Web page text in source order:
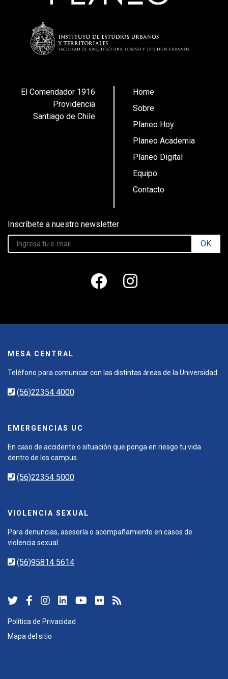
El Comendador 1916
Providencia
Santiago de Chile
Home
Sobre
Planeo Hoy
Planeo Academia
Planeo Digital
Equipo
Contacto
Inscríbete a nuestro newsletter
OK
MESA CENTRAL
Teléfono para comunicar con las distintas áreas de la Universidad.
(56)22354 4000
EMERGENCIAS UC
En caso de accidente o situación que ponga en riesgo tu vida
dentro de los campus.
(56)22354 5000
VIOLENCIA SEXUAL
Para denuncias, asesoría o acompañamiento en casos de
violencia sexual.
(56)95814 5614
Política de Privacidad
Mapa del sitio